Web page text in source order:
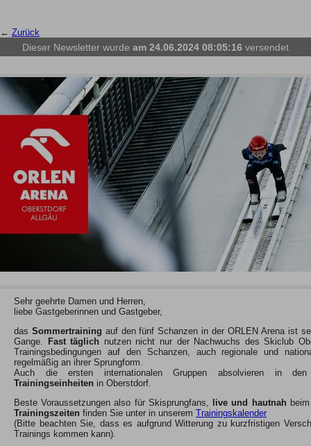
← Zurück
Dieser Newsletter wurde am 24.06.2024 08:05:16 versendet
Sehr geehrte Damen und Herren,
liebe Gastgeberinnen und Gastgeber,
das Sommertraining auf den fünf Schanzen in der ORLEN Arena ist
Gange.
Fast täglich nutzen nicht nur der Nachwuchs des Skiclub
Trainingsbedingungen auf den Schanzen, auch regionale und
regelmäßig an ihrer Sprungform.
Auch die ersten internationalen Gruppen absolvieren in
Trainingseinheiten in Oberstdorf.
Beste Voraussetzungen also für Skisprungfans,
live und hautnah
Trainingszeiten finden Sie unter in unserem Trainingskalender
(Bitte beachten Sie, dass es aufgrund Witterung zu kurzfristigen
Trainings kommen kann).